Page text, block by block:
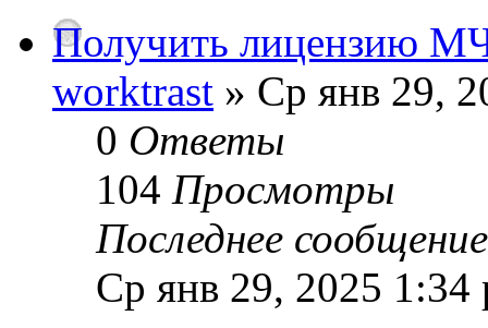
Получить лицензию
worktrast » Ср янв 29,
0 Ответы
104 Просмотры
Последнее
Ср янв 29, 2025 1:34